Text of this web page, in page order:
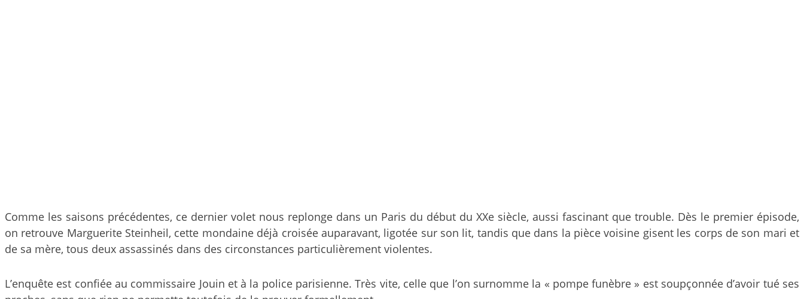
Comme les saisons précédentes, ce dernier volet nous replonge dans un Paris du début du XXe siècle, aussi fascinant que trouble. Dès le premier épisode,
on retrouve Marguerite Steinheil, cette mondaine déjà croisée auparavant, ligotée sur son lit, tandis que dans la pièce voisine gisent les corps de son mari et
de sa mère, tous deux assassinés dans des circonstances particulièrement violentes.
L’enquête est confiée au commissaire Jouin et à la police parisienne. Très vite, celle que l’on surnomme la « pompe funèbre » est soupçonnée d’avoir tué ses